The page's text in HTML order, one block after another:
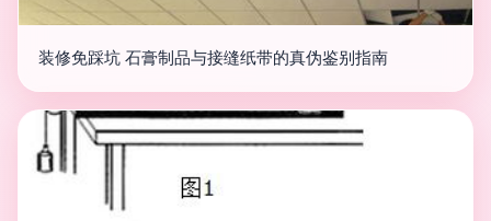
装修免踩坑 石膏制品与接缝纸带的真伪鉴别指南